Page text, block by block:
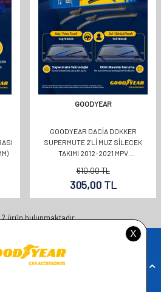
GOODYEAR
GOODYEAR DACIA DOKKER
SUPERMUTE 2'LI MUZ SILECEK
TAKIMI 2012-2021 MPV
610,00TL
305,00TL
2ürün bulunmaktadır.